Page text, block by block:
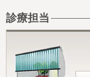
診療担当